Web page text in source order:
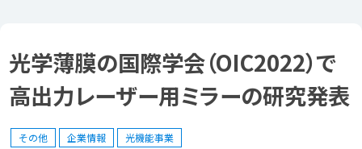
光学薄膜の国際学会（OIC2022）で
高出力レーザー用ミラーの研究発表
その他 企業情報 光機能事業